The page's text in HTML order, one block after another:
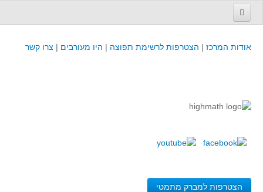
אודות המרכז | הצטרפות לרשימת תפוצה | היו מעורבים | צרו קשר
הצטרפות למברק מתמטי
קורסים והשתלמויות של מרכז המורים - כולל תוצרים
קורסים, כנסים והשתלמויות בארץ - מידע לשנה זו
משאבי הוראה ולמידה